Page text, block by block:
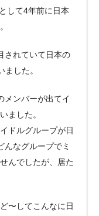
して4年前に日本
されていて日本の
した。
メンバーが出てイ
ました。
ドルグループが日
んなグループでミ
んでしたが、居た
〜してこんなに日